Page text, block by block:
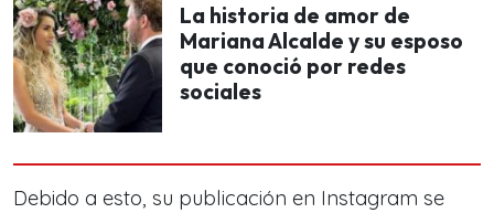
La historia de amor de
Mariana Alcalde y su esposo
que conoció por redes
sociales
Debido a esto, su publicación en Instagram se